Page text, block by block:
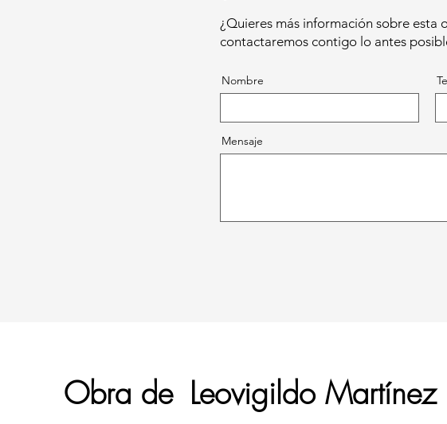
¿Quieres más información sobre esta
contactaremos contigo lo antes
Nombre
Mensaje
Obra de Leovigildo Martínez